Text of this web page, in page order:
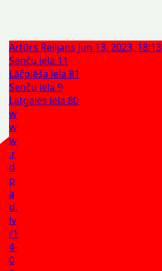
Artūrs Reiljans Jun 13, 2023, 18:13
Senču iela 11
Lāčplēša iela 81
Senču iela 9
Latgales iela 80
w
w
w
.r
d
p
a
d.
lv
/1
4-
0